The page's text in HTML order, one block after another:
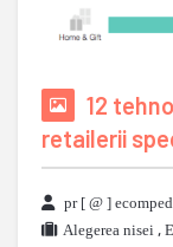
12
retailerii
pr [ @ ]
Alegerea nisei ,